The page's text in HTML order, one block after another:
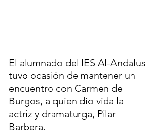
El alumnado del IES Al-Andalus
tuvo ocasión de mantener un
encuentro con Carmen de
Burgos, a quien dio vida la
actriz y dramaturga, Pilar
Barbera.